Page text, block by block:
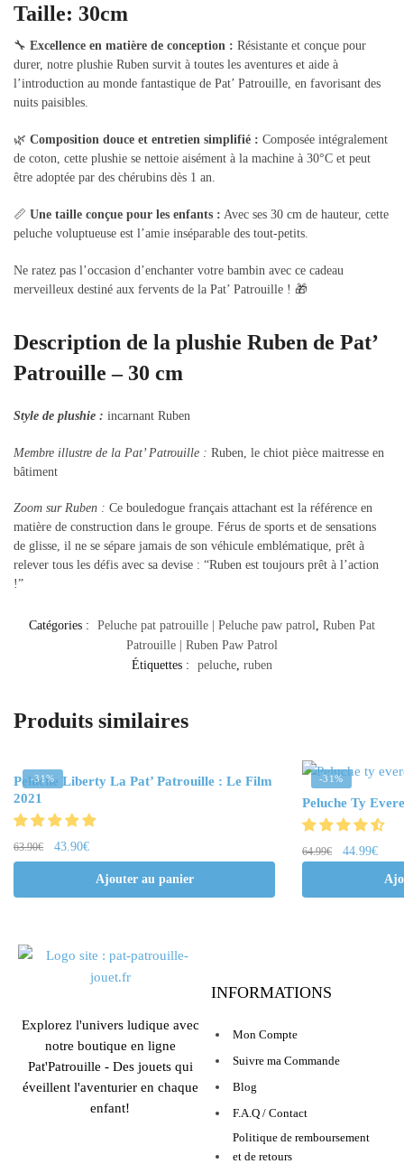
Taille: 30cm
🔧 Excellence en matière de conception : Résistante et conçue pour
durer, notre plushie Ruben survit à toutes les aventures et aide à
l’introduction au monde fantastique de Pat’ Patrouille, en favorisant des
nuits paisibles.
🌿 Composition douce et entretien simplifié : Composée intégralement
de coton, cette plushie se nettoie aisément à la machine à 30°C et peut
être adoptée par des chérubins dès 1 an.
📏 Une taille conçue pour les enfants : Avec ses 30 cm de hauteur, cette
peluche voluptueuse est l’amie inséparable des tout-petits.
Ne ratez pas l’occasion d’enchanter votre bambin avec ce cadeau
merveilleux destiné aux fervents de la Pat’ Patrouille ! 🎁
Description de la plushie Ruben de Pat’
Patrouille – 30 cm
Style de plushie : incarnant Ruben
Membre illustre de la Pat’ Patrouille : Ruben, le chiot pièce maitresse en
bâtiment
Zoom sur Ruben : Ce bouledogue français attachant est la référence en
matière de construction dans le groupe. Férus de sports et de sensations
de glisse, il ne se sépare jamais de son véhicule emblématique, prêt à
relever tous les défis avec sa devise : “Ruben est toujours prêt à l’action
!”
Catégories : Peluche pat patrouille | Peluche paw patrol, Ruben Pat
Patrouille | Ruben Paw Patrol
Étiquettes :
peluche, ruben
Produits similaires
-31%
Peluche Liberty La Pat’ Patrouille : Le Film
2021
63.90€ 43.90€
Ajouter au panier
-31%
Peluche Ty
64.99€ 44.99€
Explorez l'univers ludique avec
notre boutique en ligne
Pat'Patrouille - Des jouets qui
éveillent l'aventurier en chaque
enfant!
INFORMATIONS
Mon Compte
Suivre ma Commande
Blog
F.A.Q / Contact
Politique de remboursement
et de retours